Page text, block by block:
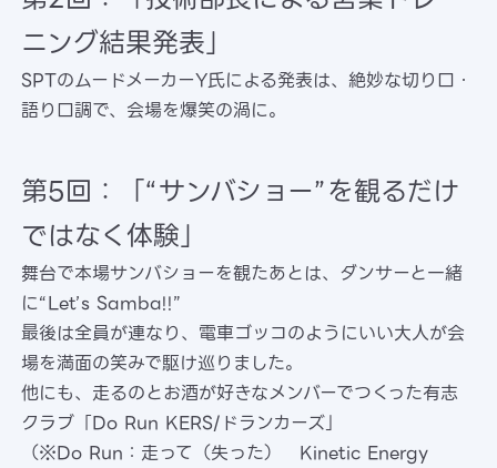
ニング結果発表」
SPTのムードメーカーY氏による発表は、絶妙な切り口・
語り口調で、会場を爆笑の渦に。
第5回：「“サンバショー”を観るだけ
ではなく体験」
舞台で本場サンバショーを観たあとは、ダンサーと一緒
に“Let’s Samba!!”
最後は全員が連なり、電車ゴッコのようにいい大人が会
場を満面の笑みで駆け巡りました。
他にも、走るのとお酒が好きなメンバーでつくった有志
クラブ「Do Run KERS/ドランカーズ」
（※Do Run：走って（失った） Kinetic Energy